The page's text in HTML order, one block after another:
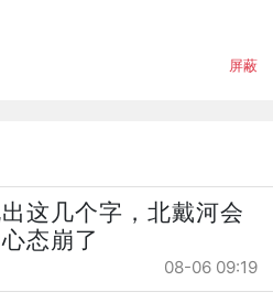
屏蔽
这几个字，北戴河会
态崩了
08-06 09:19